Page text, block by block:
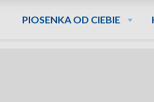
PIOSENKA OD CIEBIE